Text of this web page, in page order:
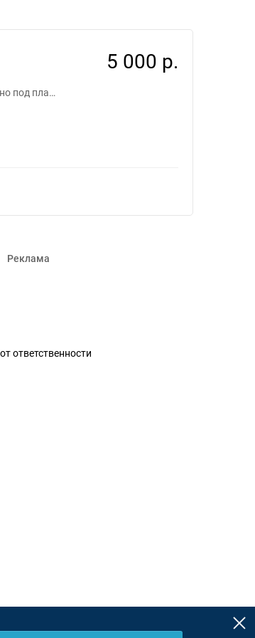
5 000 р.
под пла…
Реклама
ответственности